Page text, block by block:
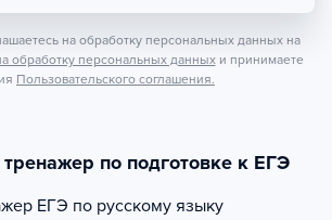
на обработку персональных данных на
обработку персональных данных и принимаете
Пользовательского соглашения.
по подготовке к ЕГЭ
ЕГЭ по русскому языку